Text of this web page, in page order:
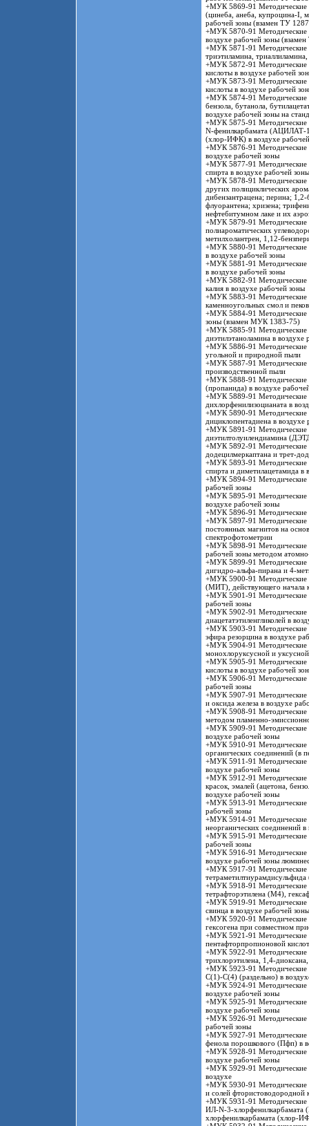
+МУК 5869-91 Методические
(цинеба, анеба, купроцина-I,
рабочей зоны (взамен ТУ
+МУК 5870-91 Методические
воздухе рабочей зоны
+МУК 5871-91 Методические
триэтиламина,
+МУК 5872-91 Методические
кислоты в воздухе рабочей
+МУК 5873-91 Методические
кислоты в воздухе рабочей
+МУК 5874-91 Методические
бензола, бутанола,
воздухе рабочей зоны на
+МУК 5875-91 Методические
N-фенилкарбамата (АЦИЛАТ-
(хлор-ИФК) в воздухе
+МУК 5876-91 Методические
воздухе рабочей зоны
+МУК 5877-91 Методические
спирта в воздухе рабочей зоны
+МУК 5878-91 Методические
других полициклических
дибензантрацена; перина;
флуорантена; хризена;
нефтебитумном лаке и их
+МУК 5879-91 Методические
полиароматических
метилхолантрен, 1,12-
+МУК 5880-91 Методические
в воздухе рабочей зоны
+МУК 5881-91 Методические
в воздухе рабочей зоны
+МУК 5882-91 Методические
калия в воздухе рабочей зоны
+МУК 5883-91 Методические
каменноугольных смол и
+МУК 5884-91 Методические
зоны (взамен МУК 1383-75)
+МУК 5885-91 Методические
диэтилэтаноламина в воздухе
+МУК 5886-91 Методические
угольной и природной пыли
+МУК 5887-91 Методические
производственной пыли
+МУК 5888-91 Методические
(пропанида) в воздухе
+МУК 5889-91 Методические
дихлорфенилизоцианата в
+МУК 5890-91 Методические
дициклопентадиена в воздухе
+МУК 5891-91 Методические
диэтилтолуилендиамина
+МУК 5892-91 Методические
додецилмеркаптана и трет-
+МУК 5893-91 Методические
спирта и диметилацетамида в
+МУК 5894-91 Методические
рабочей зоны
+МУК 5895-91 Методические
воздухе рабочей зоны
+МУК 5896-91 Методические
+МУК 5897-91 Методические
постоянных магнитов на
спектрофотометрии
+МУК 5898-91 Методические
рабочей зоны методом
+МУК 5899-91 Методические
дигидро-альфа-пирана и 4-
+МУК 5900-91 Методические
(МИТ), действующего начала
+МУК 5901-91 Методические
рабочей зоны
+МУК 5902-91 Методические
диацетатэтиленгликолей в
+МУК 5903-91 Методические
эфира резорцина в воздухе
+МУК 5904-91 Методические
монохлоруксусной и
+МУК 5905-91 Методические
кислоты в воздухе рабочей
+МУК 5906-91 Методические
рабочей зоны
+МУК 5907-91 Методические
и оксида железа в воздухе
+МУК 5908-91 Методические
методом пламенно-
+МУК 5909-91 Методические
воздухе рабочей зоны
+МУК 5910-91 Методические
органических соединений (в
+МУК 5911-91 Методические
воздухе рабочей зоны
+МУК 5912-91 Методические
красок, эмалей (ацетона,
воздухе рабочей зоны
+МУК 5913-91 Методические
рабочей зоны
+МУК 5914-91 Методические
неорганических соединений
+МУК 5915-91 Методические
рабочей зоны
+МУК 5916-91 Методические
воздухе рабочей зоны
+МУК 5917-91 Методические
+МУК 5918-91 Методические
тетрафторэтилена (М4),
+МУК 5919-91 Методические
свинца в воздухе рабочей зоны
+МУК 5920-91 Методические
гексогена при совместном
+МУК 5921-91 Методические
пентафторпропионовой
+МУК 5922-91 Методические
трихлорэтилена, 1,4-
+МУК 5923-91 Методические
С(1)-С(4) (раздельно) в
+МУК 5924-91 Методические
воздухе рабочей зоны
+МУК 5925-91 Методические
воздухе рабочей зоны
+МУК 5926-91 Методические
рабочей зоны
+МУК 5927-91 Методические
фенола порошкового (Пфп) в
+МУК 5928-91 Методические
воздухе рабочей зоны
+МУК 5929-91 Методические
воздухе
+МУК 5930-91 Методические
и солей фтористоводородной
+МУК 5931-91 Методические
ИЛ-N-3-
хлорфенилкарбамата (хлор-